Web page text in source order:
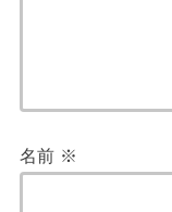
名前 ※